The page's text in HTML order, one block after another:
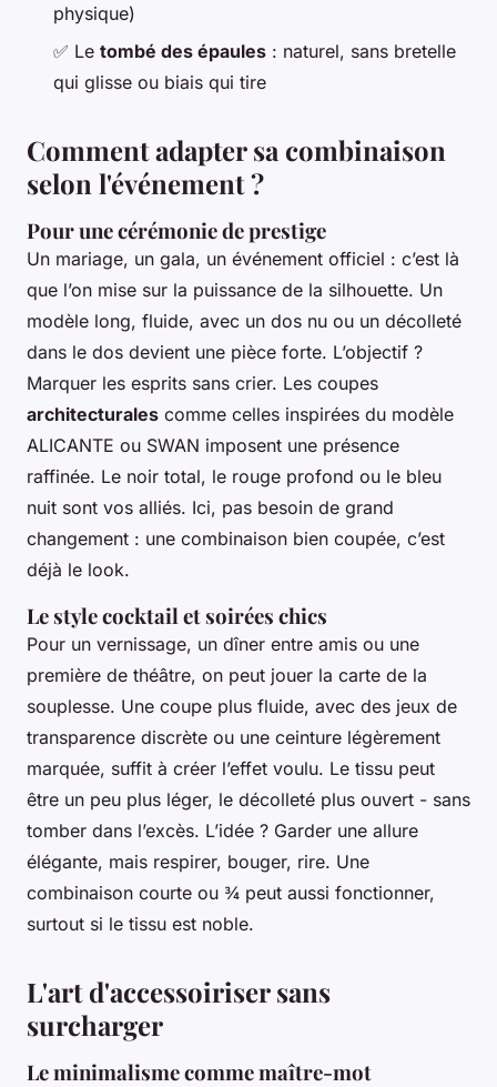
physique)
✅ Le tombé des épaules : naturel, sans bretelle
qui glisse ou biais qui tire
Comment adapter sa combinaison
selon l'événement ?
Pour une cérémonie de prestige
Un mariage, un gala, un événement officiel : c’est là
que l’on mise sur la puissance de la silhouette. Un
modèle long, fluide, avec un dos nu ou un décolleté
dans le dos devient une pièce forte. L’objectif ?
Marquer les esprits sans crier. Les coupes
architecturales comme celles inspirées du modèle
ALICANTE ou SWAN imposent une présence
raffinée. Le noir total, le rouge profond ou le bleu
nuit sont vos alliés. Ici, pas besoin de grand
changement : une combinaison bien coupée, c’est
déjà le look.
Le style cocktail et soirées chics
Pour un vernissage, un dîner entre amis ou une
première de théâtre, on peut jouer la carte de la
souplesse. Une coupe plus fluide, avec des jeux de
transparence discrète ou une ceinture légèrement
marquée, suffit à créer l’effet voulu. Le tissu peut
être un peu plus léger, le décolleté plus ouvert - sans
tomber dans l’excès. L’idée ? Garder une allure
élégante, mais respirer, bouger, rire. Une
combinaison courte ou ¾ peut aussi fonctionner,
surtout si le tissu est noble.
L'art d'accessoiriser sans
surcharger
Le minimalisme comme maître-mot